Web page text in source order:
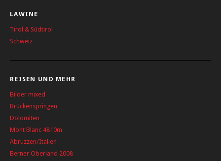
LAWINE
Tirol & Südtirol
Schweiz
REISEN UND MEHR
Bilder mixed
Brückenspringen
Dolomiten
Mont Blanc 4810m
Abruzzen/Italien
Berner Oberland 2008